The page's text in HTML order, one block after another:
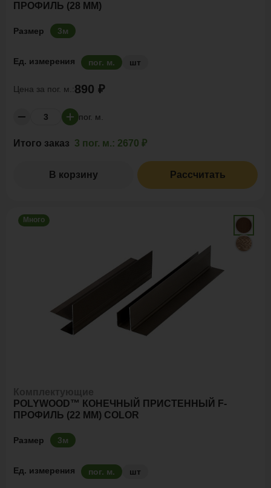
ПРОФИЛЬ (28 ММ)
Размер 3м
Ед. измерения пог. м. шт
Цена за пог. м.:890 ₽
пог. м.
Итого заказ 3 пог. м.: 2670 ₽
В корзину Рассчитать
Много
POLYWOOD™ КОНЕЧНЫЙ ПРИСТЕННЫЙ F-
ПРОФИЛЬ (22 ММ) COLOR
Размер 3м
Ед. измерения пог. м. шт